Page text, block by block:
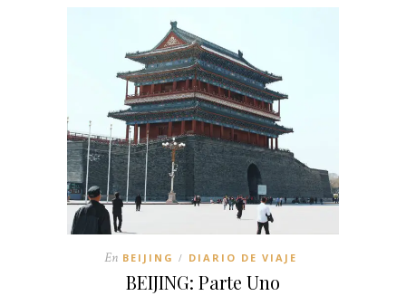
En BEIJING / DIARIO DE VIAJE
BEIJING: Parte Uno